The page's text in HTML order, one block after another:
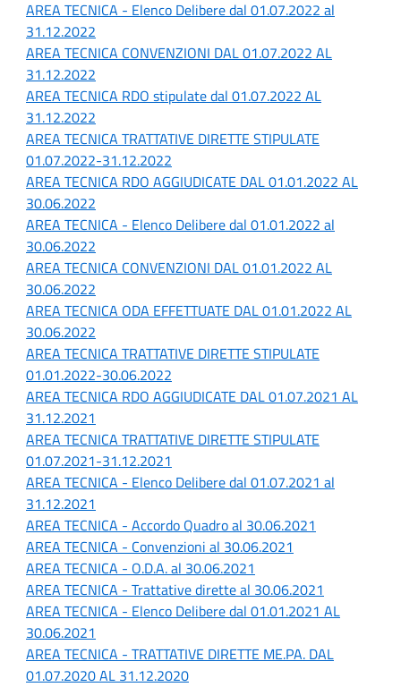
AREA TECNICA - Elenco Delibere dal 01.07.2022 al
31.12.2022
AREA TECNICA CONVENZIONI DAL 01.07.2022 AL
31.12.2022
AREA TECNICA RDO stipulate dal 01.07.2022 AL
31.12.2022
AREA TECNICA TRATTATIVE DIRETTE STIPULATE
01.07.2022-31.12.2022
AREA TECNICA RDO AGGIUDICATE DAL 01.01.2022 AL
30.06.2022
AREA TECNICA - Elenco Delibere dal 01.01.2022 al
30.06.2022
AREA TECNICA CONVENZIONI DAL 01.01.2022 AL
30.06.2022
AREA TECNICA ODA EFFETTUATE DAL 01.01.2022 AL
30.06.2022
AREA TECNICA TRATTATIVE DIRETTE STIPULATE
01.01.2022-30.06.2022
AREA TECNICA RDO AGGIUDICATE DAL 01.07.2021 AL
31.12.2021
AREA TECNICA TRATTATIVE DIRETTE STIPULATE
01.07.2021-31.12.2021
AREA TECNICA - Elenco Delibere dal 01.07.2021 al
31.12.2021
AREA TECNICA - Accordo Quadro al 30.06.2021
AREA TECNICA - Convenzioni al 30.06.2021
AREA TECNICA - O.D.A. al 30.06.2021
AREA TECNICA - Trattative dirette al 30.06.2021
AREA TECNICA - Elenco Delibere dal 01.01.2021 AL
30.06.2021
AREA TECNICA - TRATTATIVE DIRETTE ME.PA. DAL
01.07.2020 AL 31.12.2020